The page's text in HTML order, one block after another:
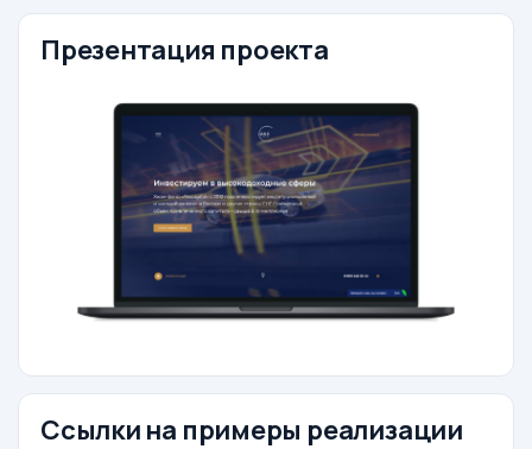
Презентация проекта
Ссылки на примеры реализации